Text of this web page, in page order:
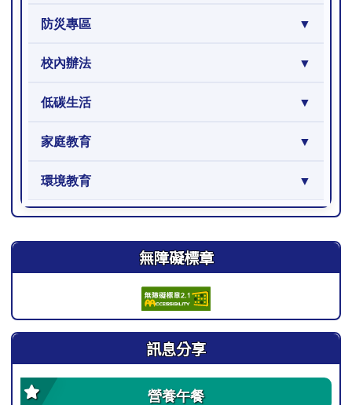
防災專區
校內辦法
低碳生活
家庭教育
環境教育
右邊區域內容 無障礙標章
訊息分享
營養午餐